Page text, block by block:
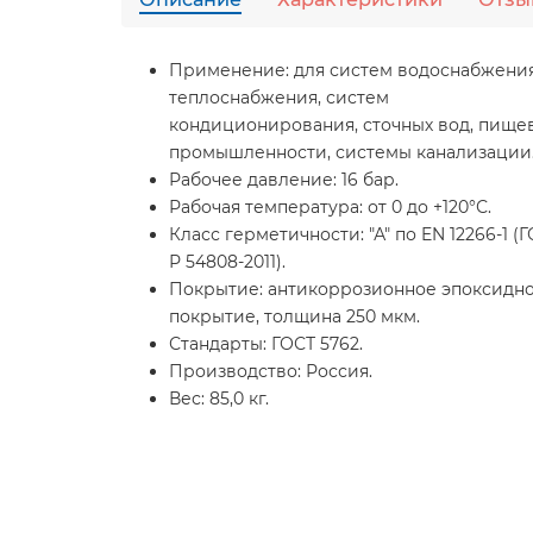
Применение: для систем
теплоснабжения, систем
кондиционирования, сточных вод,
промышленности, системы канализации.
Рабочее давление: 16 бар.
Рабочая температура: от 0 до +120°С.
Класс герметичности: "А" по EN 12266-1
Р 54808-2011).
Покрытие: антикоррозионное
покрытие, толщина 250 мкм.
Стандарты: ГОСТ 5762.
Производство: Россия.
Вес: 85,0 кг.